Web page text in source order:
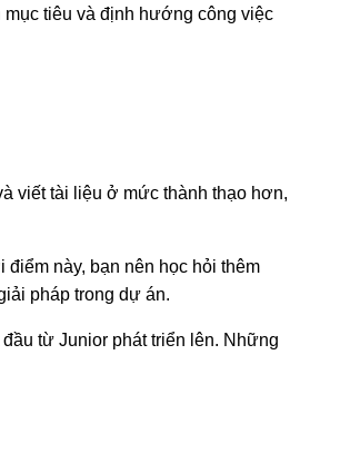
tiêu và định hướng công việc
viết tài liệu ở mức thành thạo hơn,
này, bạn nên học hỏi thêm
pháp trong dự án.
từ Junior phát triển lên. Những